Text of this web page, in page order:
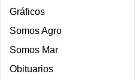
Gráficos
Somos Agro
Somos Mar
Obituarios